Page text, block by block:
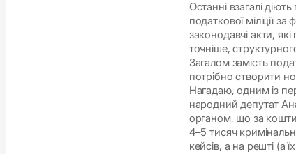
Останні взагалі
податкової міліції
законодавчі акти,
точніше,
Загалом замість
потрібно створити
Нагадаю, одним із
народний депутат
органом, що за
4–5 тисяч
кейсів, а на решті (а